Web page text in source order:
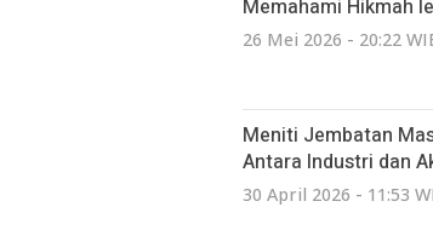
Memahami Hikmah
26 Mei 2026 - 20:22
Meniti Jembatan
Antara Industri dan
30 April 2026 - 11:53